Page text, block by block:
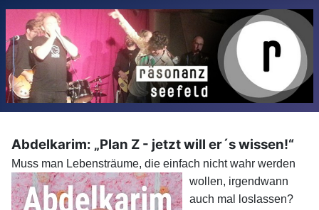
Abdelkarim: „Plan Z - jetzt will er´s wissen!“
Muss man Lebensträume, die einfach nicht wahr werden
wollen, irgendwann
auch mal loslassen?